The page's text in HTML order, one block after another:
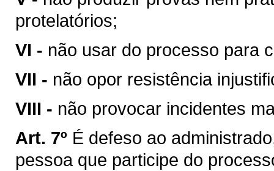
protelatórios;
VI - não usar do processo para
VII - não opor resistência
VIII - não provocar incidentes
Art. 7º É defeso ao
pessoa que participe do